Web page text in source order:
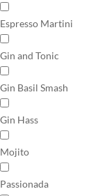
Espresso Martini
Gin and Tonic
Gin Basil Smash
Gin Hass
Mojito
Passionada